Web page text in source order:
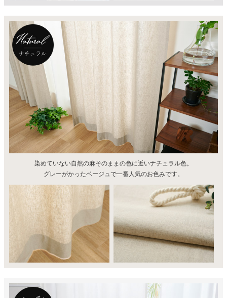
染めていない自然の麻そのままの色に近いナチュラル色。
グレーがかったベージュで一番人気のお色みです。